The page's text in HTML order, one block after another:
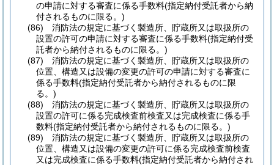
の申請に対する審査に係る手数料(指定納付受託者から納
付されるものに限る。)
(86)
消防法の規定に基づく製造所、貯蔵所又は取扱所の
設置の許可の申請に対する審査に係る手数料(指定納付受
託者から納付されるものに限る。)
(87)
消防法の規定に基づく製造所、貯蔵所又は取扱所の
位置、構造又は設備の変更の許可の申請に対する審査に
係る手数料(指定納付受託者から納付されるものに限
る。)
(88)
消防法の規定に基づく製造所、貯蔵所又は取扱所の
設置の許可に係る完成検査前検査又は完成検査に係る手
数料(指定納付受託者から納付されるものに限る。)
(89)
消防法の規定に基づく製造所、貯蔵所又は取扱所の
位置、構造又は設備の変更の許可に係る完成検査前検査
又は完成検査に係る手数料(指定納付受託者から納付され